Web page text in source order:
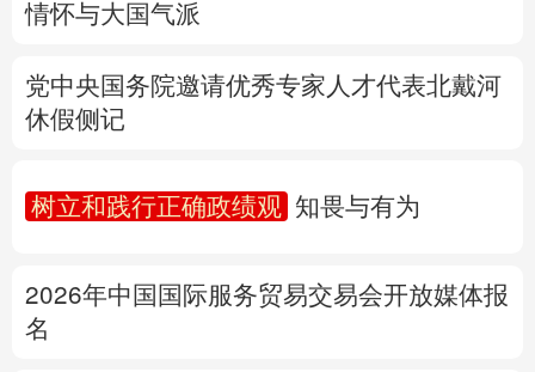
陕西 甘肃 青海 宁夏
情怀与大国气派
党中央国务院邀请优秀专家人才代表北戴河
休假侧记
树立和践行正确政绩观 知畏与有为
2026年中国国际服务贸易交易会开放媒体报
名